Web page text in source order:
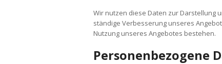
Wir nutzen diese Daten zur Darstellung
ständige Verbesserung unseres
Nutzung unseres Angebotes bestehen.
Personenbezogene